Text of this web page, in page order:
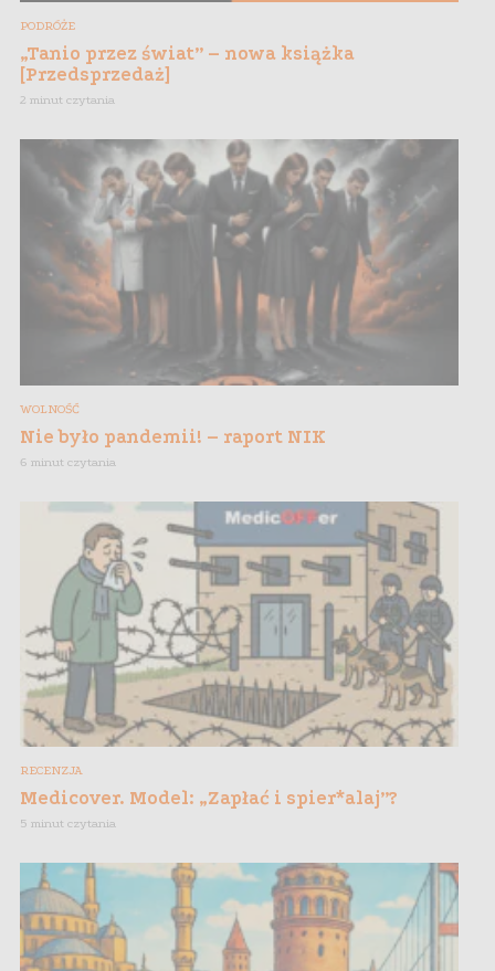
PODRÓŻE
„Tanio przez świat” – nowa książka
[Przedsprzedaż]
2 minut czytania
WOLNOŚĆ
Nie było pandemii! – raport NIK
6 minut czytania
RECENZJA
Medicover. Model: „Zapłać i spier*alaj”?
5 minut czytania